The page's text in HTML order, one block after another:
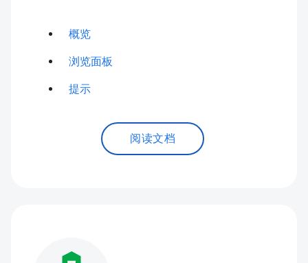
概览
浏览面板
提示
阅读文档